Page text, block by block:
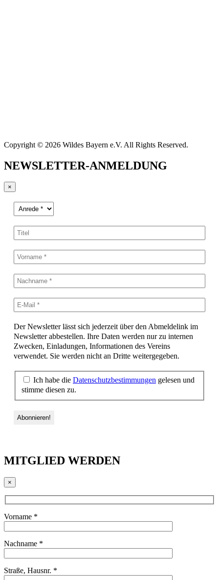
Copyright © 2026 Wildes Bayern e.V. All Rights Reserved.
NEWSLETTER-ANMELDUNG
×
Der Newsletter lässt sich jederzeit über den Abmeldelink im
Newsletter abbestellen. Ihre Daten werden nur zu internen
Zwecken, Einladungen, Informationen des Vereins
verwendet. Sie werden nicht an Dritte weitergegeben.
Ich habe die Datenschutzbestimmungen gelesen und
stimme diesen zu.
MITGLIED WERDEN
×
Vorname *
Nachname *
Straße, Hausnr. *